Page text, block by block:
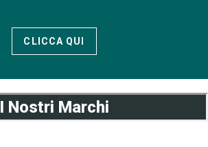
CLICCA QUI
I Nostri Marchi